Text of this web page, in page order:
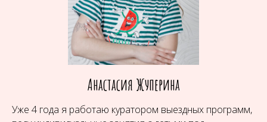
Анастасия Жуперина
Уже 4 года я работаю куратором выездных программ,